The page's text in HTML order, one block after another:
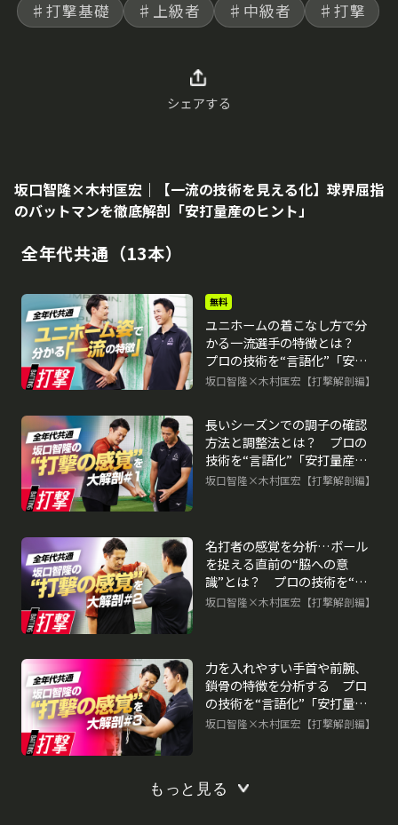
♯打撃基礎
♯上級者 ♯中級者 ♯打撃
シェアする
坂口智隆×木村匡宏｜【一流の技術を見える化】球界屈指
のバットマンを徹底解剖「安打量産のヒント」
全年代共通（13本）
無料
ユニホームの着こなし方で分
かる一流選手の特徴とは？
プロの技術を“言語化”「安打
量産のヒント」
坂口智隆×木村匡宏【打撃解剖編】
長いシーズンでの調子の確認
方法と調整法とは？ プロの
技術を“言語化”「安打量産の
ヒント」
坂口智隆×木村匡宏【打撃解剖編】
名打者の感覚を分析…ボール
を捉える直前の“脇への意
識”とは？ プロの技術を“言
語化”「安打量産のヒント」
坂口智隆×木村匡宏【打撃解剖編】
力を入れやすい手首や前腕、
鎖骨の特徴を分析する プロ
の技術を“言語化”「安打量産
のヒント」
坂口智隆×木村匡宏【打撃解剖編】
もっと見る